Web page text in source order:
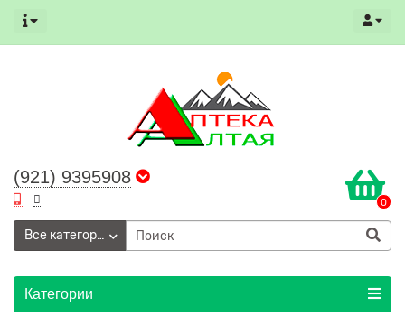
(921) 9395908
0
Все категории
Категории